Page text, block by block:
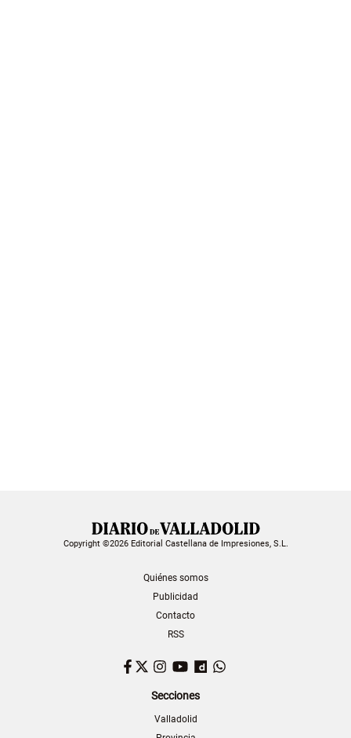
Copyright ©2026 Editorial Castellana de Impresiones, S.L.
Quiénes somos
Publicidad
Contacto
RSS
Facebook
TwitterInstagram
YouTubeDailymotion
Secciones
Valladolid